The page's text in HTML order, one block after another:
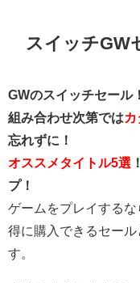
スイッチGW
GWのスイッチセール！
組み合わせ次第では
忘れずに！
オススメタイトル5選
プ！
ゲームをプレイする
得に購入できるセー
す。